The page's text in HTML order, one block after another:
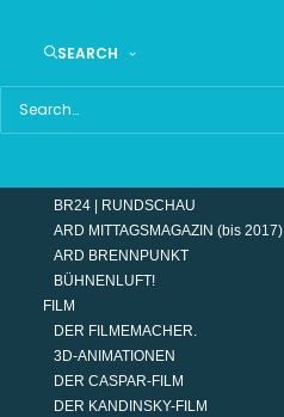
SEARCH
SCHEIDER STARTSEITE
UKRAINE WAR DAY-COUNTER
TERMINE
BR24 | RUNDSCHAU
ARD MITTAGSMAGAZIN (bis 2017)
ARD BRENNPUNKT
BÜHNENLUFT!
FILM
DER FILMEMACHER.
3D-ANIMATIONEN
DER CASPAR-FILM
DER KANDINSKY-FILM